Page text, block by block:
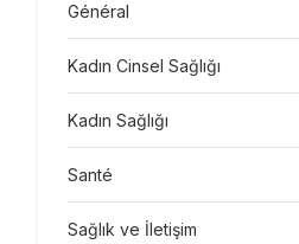
Général
Kadın Cinsel Sağlığı
Kadın Sağlığı
Santé
Sağlık ve İletişim